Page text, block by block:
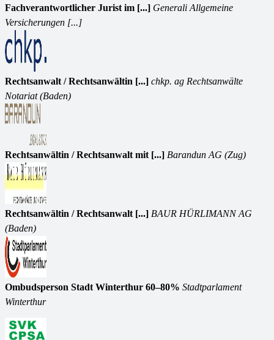
Fachverantwortlicher Jurist im [...] Generali Allgemeine
Versicherungen [...]
Rechtsanwalt / Rechtsanwältin [...] chkp. ag Rechtsanwälte
Notariat (Baden)
Rechtsanwältin / Rechtsanwalt mit [...] Barandun AG (Zug)
Rechtsanwältin / Rechtsanwalt [...] BAUR HÜRLIMANN AG
(Baden)
Ombudsperson Stadt Winterthur 60–80% Stadtparlament
Winterthur